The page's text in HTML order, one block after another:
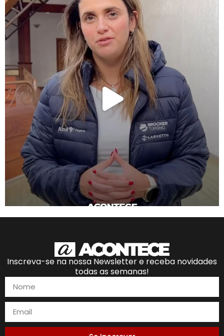
Inscreva-se na nossa Newsletter e receba novidades
todas as semanas!